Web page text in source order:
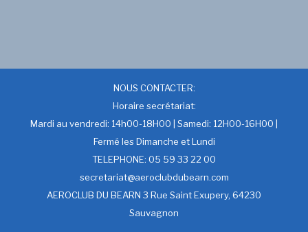
NOUS CONTACTER:
Horaire secrétariat:
Mardi au vendredi: 14h00-18H00 | Samedi: 12H00-16H00 |
Fermé les Dimanche et Lundi
TELEPHONE: 05 59 33 22 00
secretariat@aeroclubdubearn.com
AEROCLUB DU BEARN 3 Rue Saint Exupery, 64230
Sauvagnon